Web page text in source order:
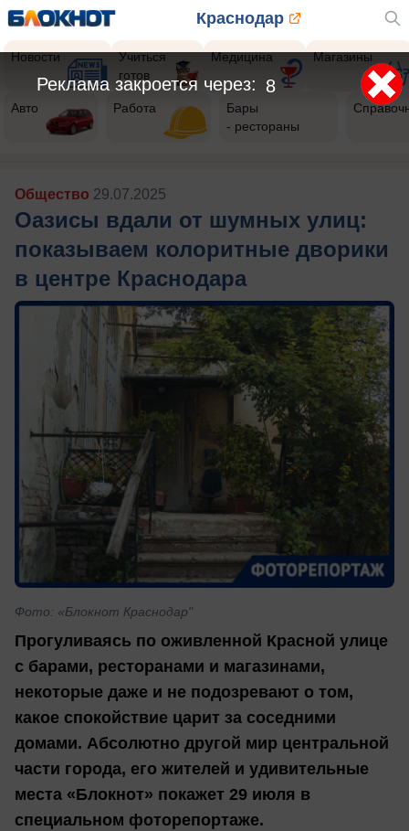
Краснодар
Новости
Учиться
готов
Медицина Магазины
Авто Работа
Бары
- рестораны
Общество 29.07.2025
Оазисы вдали от шумных улиц:
показываем колоритные дворики
в центре Краснодара
Фото: «Блокнот Краснодар"
Прогуливаясь по оживленной Красной улице
с барами, ресторанами и магазинами,
некоторые даже и не подозревают о том,
какое спокойствие царит за соседними
домами. Абсолютно другой мир центральной
части города, его жителей и удивительные
места «Блокнот» покажет 29 июля в
специальном фоторепортаже.
6
Реклама закроется через: